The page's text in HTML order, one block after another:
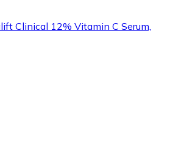
Clinical 12% Vitamin C Serum,